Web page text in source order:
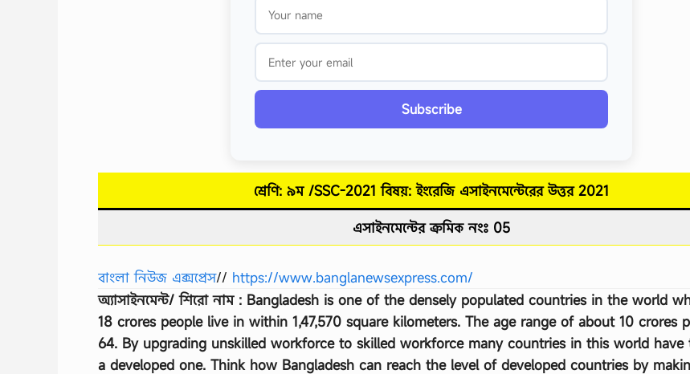
Subscribe
শ্রেণি: ৯ম /SSC-2021 বিষয়: ইংরেজি এসাইনমেন্টেরের উত্তর2021
এসাইনমেন্টের ক্রমিক নংঃ 05
বাংলা নিউজ এক্সপ্রেস// https://www.banglanewsexpress.com/
অ্যাসাইনমেন্ট/ শিরো নাম : Bangladesh is one of the densely populated countries in the world
18 crores people live in within 1,47,570 square kilometers. The age range of about 10 crores
64. By upgrading unskilled workforce to skilled workforce many countries in this world have
a developed one. Think how Bangladesh can reach the level of developed countries by